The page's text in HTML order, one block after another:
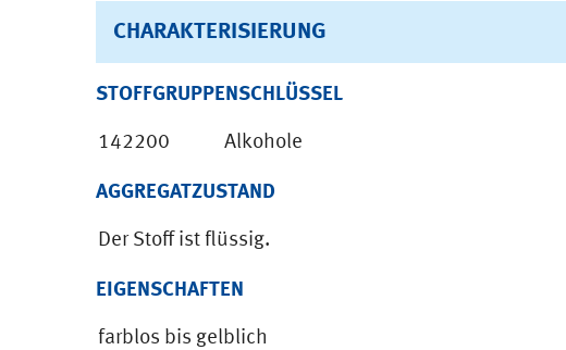
CHARAKTERISIERUNG
STOFFGRUPPENSCHLÜSSEL
142200 Alkohole
AGGREGATZUSTAND
Der Stoff ist flüssig.
EIGENSCHAFTEN
farblos bis gelblich